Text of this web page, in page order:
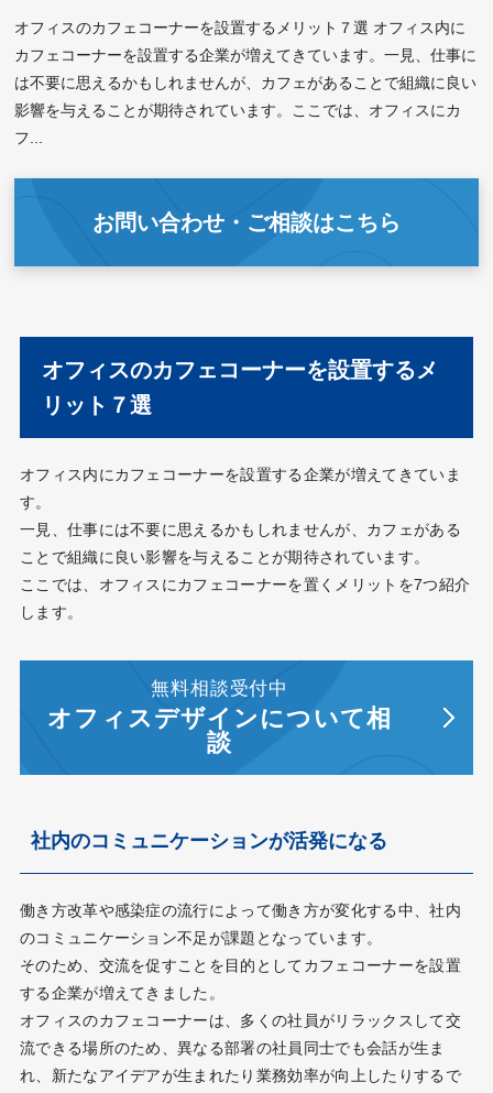
オフィスのカフェコーナーを設置するメリット７選 オフィス内に
カフェコーナーを設置する企業が増えてきています。一見、仕事に
は不要に思えるかもしれませんが、カフェがあることで組織に良い
影響を与えることが期待されています。ここでは、オフィスにカ
フ...
お問い合わせ・ご相談はこちら
オフィスのカフェコーナーを設置するメ
リット７選
オフィス内にカフェコーナーを設置する企業が増えてきていま
す。
一見、仕事には不要に思えるかもしれませんが、カフェがある
ことで組織に良い影響を与えることが期待されています。
ここでは、オフィスにカフェコーナーを置くメリットを7つ紹介
します。
無料相談受付中
オフィスデザインについて相
談
社内のコミュニケーションが活発になる
働き方改革や感染症の流行によって働き方が変化する中、社内
のコミュニケーション不足が課題となっています。
そのため、交流を促すことを目的としてカフェコーナーを設置
する企業が増えてきました。
オフィスのカフェコーナーは、多くの社員がリラックスして交
流できる場所のため、異なる部署の社員同士でも会話が生ま
れ、新たなアイデアが生まれたり業務効率が向上したりするで